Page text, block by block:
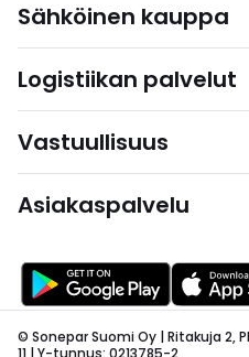
Sähköinen kauppa
Logistiikan palvelut
Vastuullisuus
Asiakaspalvelu
© Sonepar Suomi Oy | Ritakuja 2,
11 | Y-tunnus: 0213785-2